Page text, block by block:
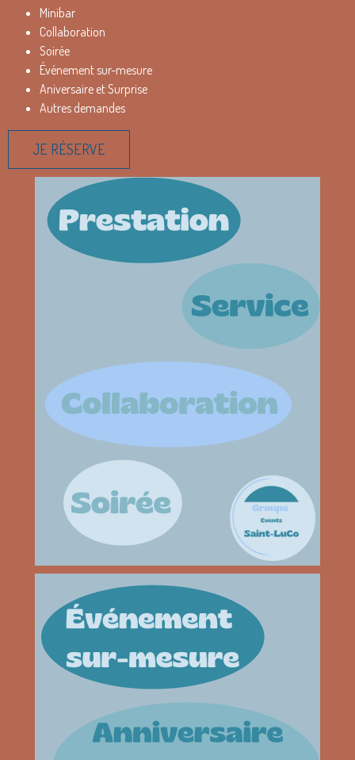
Minibar
Collaboration
Soirée
Événement sur-mesure
Aniversaire et Surprise
Autres demandes
JE RÉSERVE